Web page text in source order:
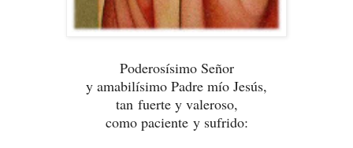
Poderosísimo Señor
y amabilísimo Padre mío Jesús,
tan fuerte y valeroso,
como paciente y sufrido: